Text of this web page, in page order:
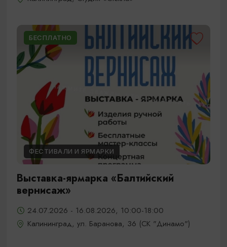
БЕСПЛАТНО
ФЕСТИВАЛИ И ЯРМАРКИ
Выставка-ярмарка «Балтийский
вернисаж»
24.07.2026 - 16.08.2026, 10:00-18:00
Калининград, ул. Баранова, 36 (СК "Динамо")